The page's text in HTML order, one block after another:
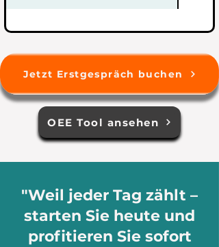
Jetzt Erstgespräch buchen
OEE Tool ansehen
"Weil jeder Tag zählt –
starten Sie heute und
profitieren Sie sofort